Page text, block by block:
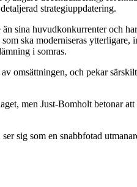
strategiuppdatering.
sina huvudkonkurrenter och
ska moderniseras
i somras.
omsättningen, och pekar
men Just-Bomholt betonar
sig som en snabbfotad